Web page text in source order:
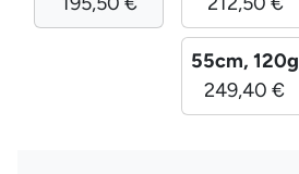
55cm, 120g
249,40 €